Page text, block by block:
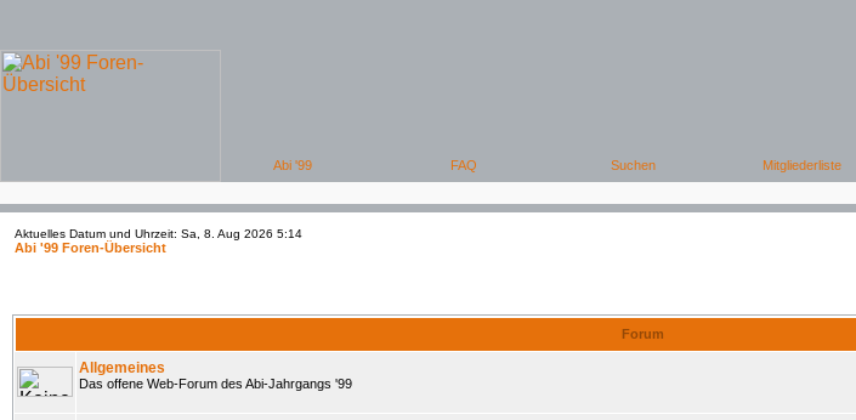
Aktuelles Datum und Uhrzeit: Sa, 8. Aug 2026 5:14
Abi '99 Foren-Übersicht
Forum
Allgemeines
Das offene Web-Forum des Abi-Jahrgangs '99